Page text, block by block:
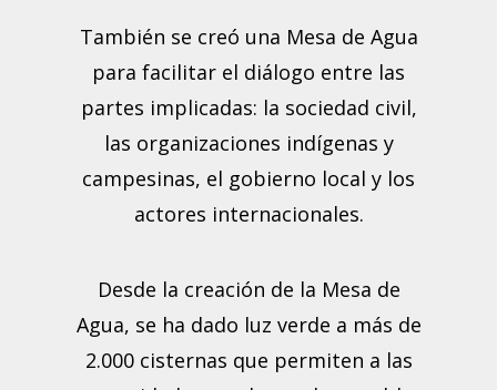
También se creó una Mesa de Agua
para facilitar el diálogo entre las
partes implicadas: la sociedad civil,
las organizaciones indígenas y
campesinas, el gobierno local y los
actores internacionales.
Desde la creación de la Mesa de
Agua, se ha dado luz verde a más de
2.000 cisternas que permiten a las